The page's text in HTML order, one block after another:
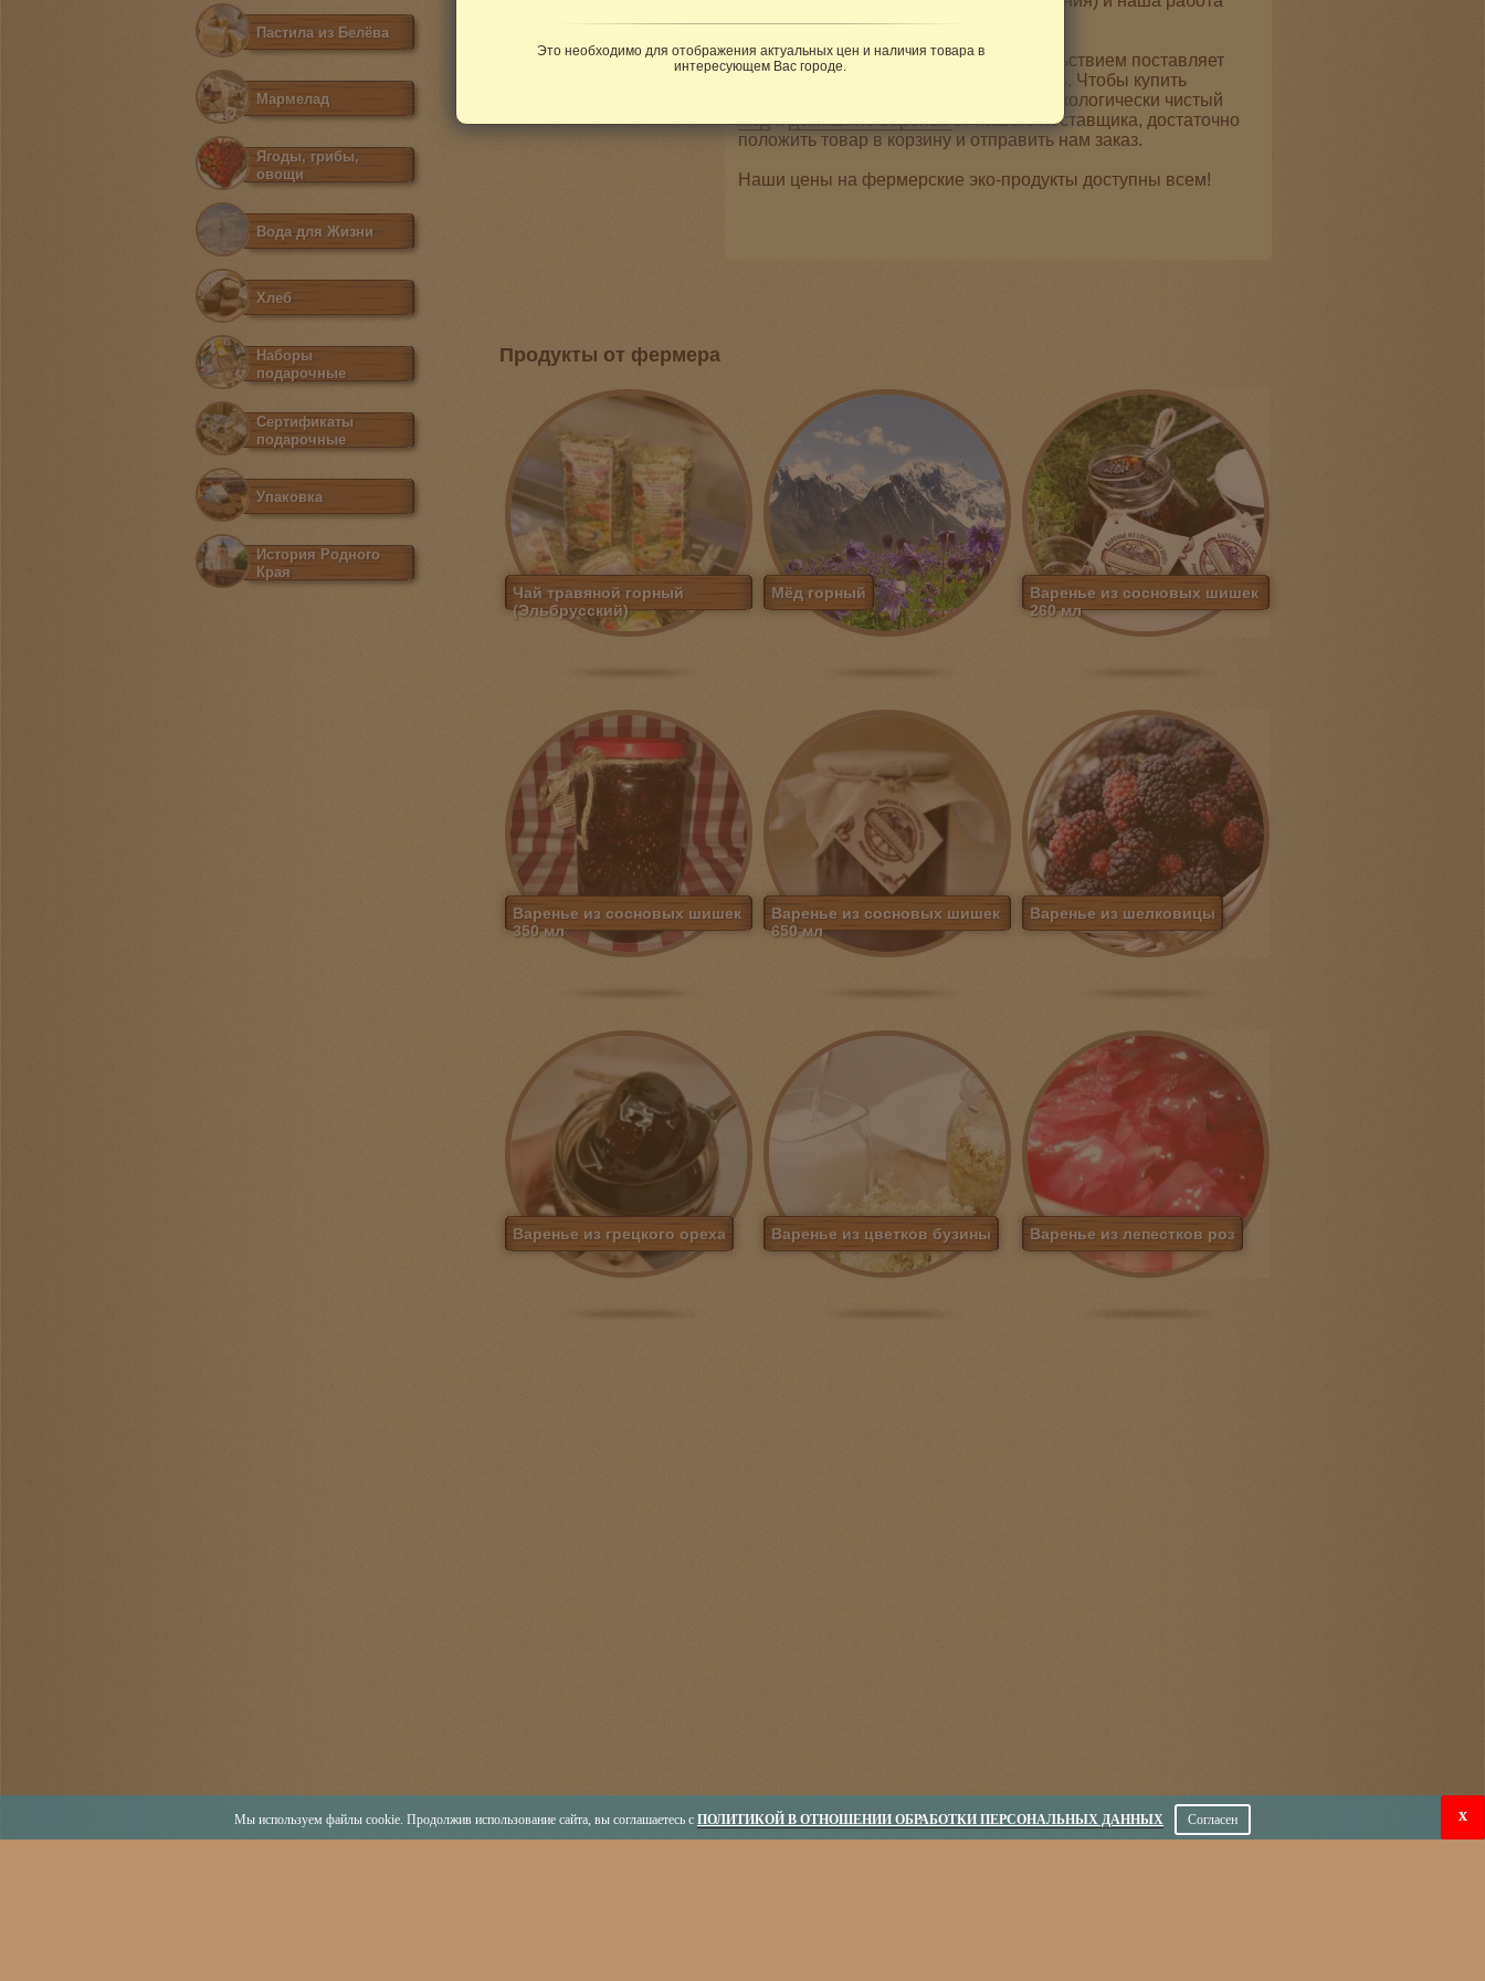
Это необходимо для отображения актуальных цен и наличия товара в
интересующем Вас городе.
пошла.»
Компания «ПАПИНА ЛАВКА» с удовольствием поставляет
лучшее от наших российских фермеров. Чтобы купить
, экологически чистый
медидомашние вареньяот нашего поставщика, достаточно
положить товар в корзину и отправить нам заказ.
Наши цены на фермерские эко-продукты доступны всем!
Продукты от фермера
Чай травяной горный
(Эльбрусский)
Мёд горный
Варенье из сосновых шишек
260 мл
Варенье из сосновых шишек
350 мл
Варенье из сосновых шишек
650 мл
Варенье из шелковицы
Варенье из грецкого ореха Варенье из цветков бузины Варенье из лепестков роз
Пастила из Белёва
Мармелад
Ягоды, грибы,
овощи
Вода для Жизни
Хлеб
Наборы
подарочные
Сертификаты
подарочные
Упаковка
История Родного
Края
Мы используем файлы cookie. Продолжив использование сайта, вы соглашаетесь с ПОЛИТИКОЙ В ОТНОШЕНИИ ОБРАБОТКИ ПЕРСОНАЛЬНЫХ ДАННЫХ Согласен x